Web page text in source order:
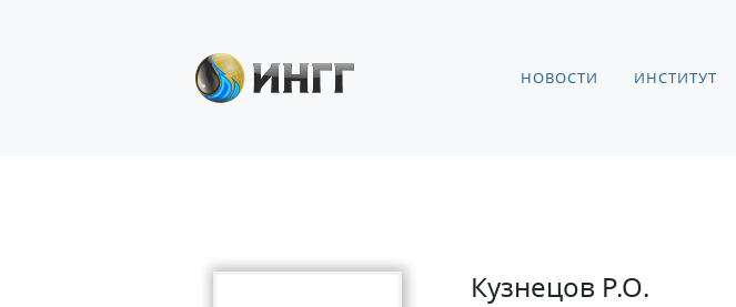
НОВОСТИ ИНСТИТУТ
Кузнецов Р.О.